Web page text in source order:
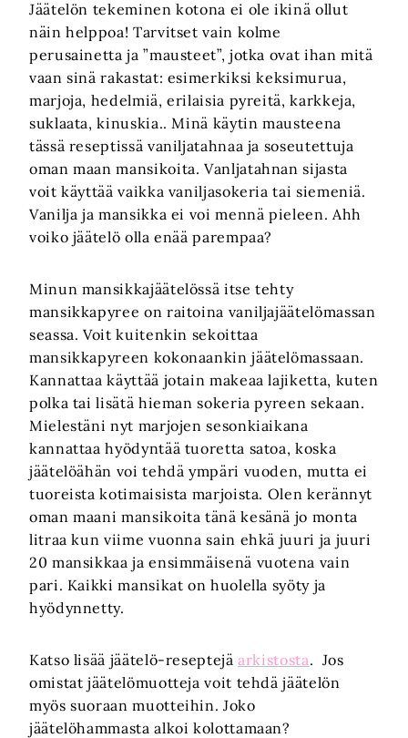
Jäätelön tekeminen kotona ei ole ikinä ollut
näin helppoa! Tarvitset vain kolme
perusainetta ja ”mausteet”, jotka ovat ihan mitä
vaan sinä rakastat: esimerkiksi keksimurua,
marjoja, hedelmiä, erilaisia pyreitä, karkkeja,
suklaata, kinuskia.. Minä käytin mausteena
tässä reseptissä vaniljatahnaa ja soseutettuja
oman maan mansikoita. Vanljatahnan sijasta
voit käyttää vaikka vaniljasokeria tai siemeniä.
Vanilja ja mansikka ei voi mennä pieleen. Ahh
voiko jäätelö olla enää parempaa?
Minun mansikkajäätelössä itse tehty
mansikkapyree on raitoina vaniljajäätelömassan
seassa. Voit kuitenkin sekoittaa
mansikkapyreen kokonaankin jäätelömassaan.
Kannattaa käyttää jotain makeaa lajiketta, kuten
polka tai lisätä hieman sokeria pyreen sekaan.
Mielestäni nyt marjojen sesonkiaikana
kannattaa hyödyntää tuoretta satoa, koska
jäätelöähän voi tehdä ympäri vuoden, mutta ei
tuoreista kotimaisista marjoista. Olen kerännyt
oman maani mansikoita tänä kesänä jo monta
litraa kun viime vuonna sain ehkä juuri ja juuri
20 mansikkaa ja ensimmäisenä vuotena vain
pari. Kaikki mansikat on huolella syöty ja
hyödynnetty.
Katso lisää jäätelö-reseptejäarkistosta. Jos
omistat jäätelömuotteja voit tehdä jäätelön
myös suoraan muotteihin. Joko
jäätelöhammasta alkoi kolottamaan?